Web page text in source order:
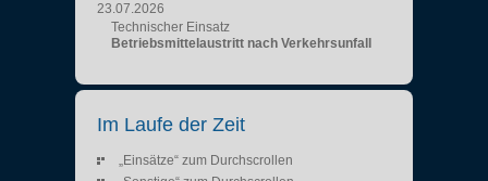
23.07.2026
Technischer Einsatz
Betriebsmittelaustritt nach Verkehrsunfall
Im Laufe der Zeit
„Einsätze“ zum Durchscrollen